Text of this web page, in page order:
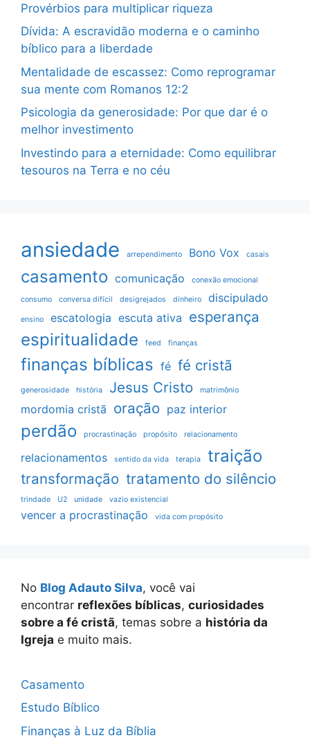
Provérbios para multiplicar riqueza
Dívida: A escravidão moderna e o caminho
bíblico para a liberdade
Mentalidade de escassez: Como reprogramar
sua mente com Romanos 12:2
Psicologia da generosidade: Por que dar é o
melhor investimento
Investindo para a eternidade: Como equilibrar
tesouros na Terra e no céu
ansiedade arrependimento Bono Vox casais
casamento comunicação conexão emocional
consumo conversa difícil desigrejados dinheiro discipulado
ensino escatologia escuta ativa esperança
espiritualidade feed finanças
finanças bíblicas fé fé cristã
generosidade história Jesus Cristo matrimônio
mordomia cristã oração paz interior
perdão procrastinação propósito relacionamento
relacionamentos sentido da vida terapia traição
transformação tratamento do silêncio
trindade U2 unidade vazio existencial
vencer a procrastinação vida com propósito
No Blog Adauto Silva, você vai
encontrar reflexões bíblicas, curiosidades
sobre a fé cristã, temas sobre a história da
Igreja e muito mais.
Casamento
Estudo Bíblico
Finanças à Luz da Bíblia